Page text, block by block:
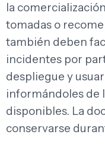
la
tomadas o
también deben
incidentes por
despliegue y
informándoles de
disponibles. La
conservarse